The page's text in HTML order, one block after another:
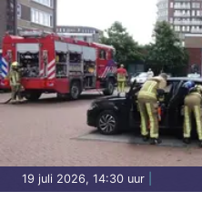
19 juli 2026, 14:30 uur